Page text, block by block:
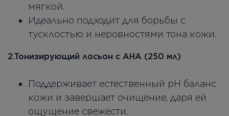
мягкой.
Идеально подходит для борьбы с
тусклостью и неровностями тона кожи.
2.Тонизирующий лосьон с АНА (250 мл)
Поддерживает естественный pH баланс
кожи и завершает очищение, даря ей
ощущение свежести.